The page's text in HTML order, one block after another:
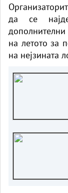
да се
на летото за
на нејзината